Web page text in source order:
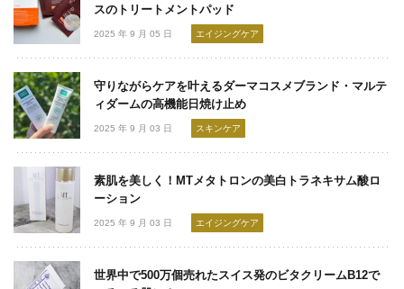
スのトリートメントパッド
2025 年 9 月 05 日 エイジングケア
守りながらケアを叶えるダーマコスメブランド・マルテ
ィダームの高機能日焼け止め
2025 年 9 月 03 日 スキンケア
素肌を美しく！MTメタトロンの美白トラネキサム酸ロ
ーション
2025 年 9 月 03 日 エイジングケア
世界中で500万個売れたスイス発のビタクリームB12で